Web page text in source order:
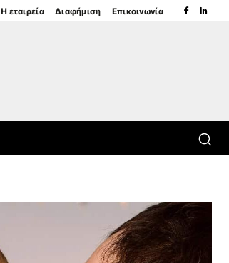
Η εταιρεία Διαφήμιση Επικοινωνία